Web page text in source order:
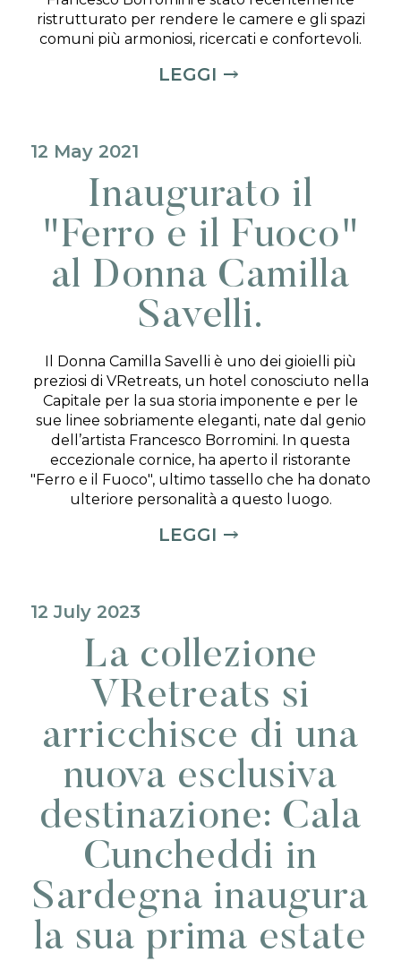
ristrutturato per rendere le camere e gli spazi
comuni più armoniosi, ricercati e confortevoli.
LEGGI
12 May 2021
Inaugurato il
"Ferro e il Fuoco"
al Donna Camilla
Savelli.
Il Donna Camilla Savelli è uno dei gioielli più
preziosi di VRetreats, un hotel conosciuto nella
Capitale per la sua storia imponente e per le
sue linee sobriamente eleganti, nate dal genio
dell’artista Francesco Borromini. In questa
eccezionale cornice, ha aperto il ristorante
"Ferro e il Fuoco", ultimo tassello che ha donato
ulteriore personalità a questo luogo.
LEGGI
12 July 2023
La collezione
VRetreats si
arricchisce di una
nuova esclusiva
destinazione: Cala
Cuncheddi in
Sardegna inaugura
la sua prima estate